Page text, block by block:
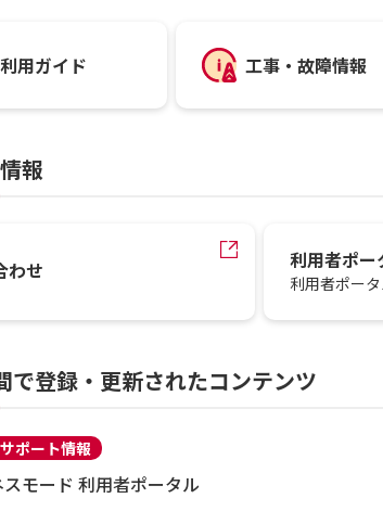
用ガイド 工事・故障情報
報
わせ 利用者ポー
利用者ポー
で登録・更新されたコンテンツ
ポート情報
モード 利用者ポータル